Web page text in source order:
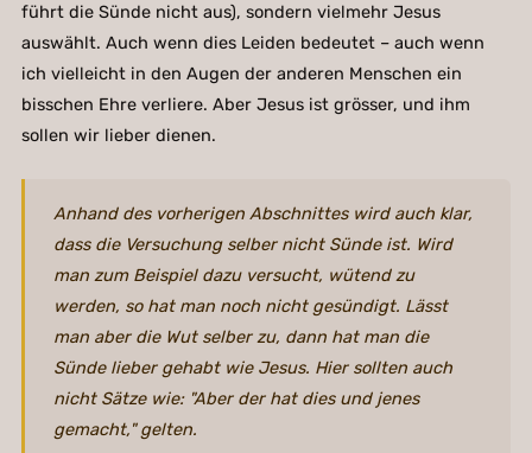
führt die Sünde nicht aus), sondern vielmehr Jesus
auswählt. Auch wenn dies Leiden bedeutet – auch wenn
ich vielleicht in den Augen der anderen Menschen ein
bisschen Ehre verliere. Aber Jesus ist grösser, und ihm
sollen wir lieber dienen.
Anhand des vorherigen Abschnittes wird auch klar,
dass die Versuchung selber nicht Sünde ist. Wird
man zum Beispiel dazu versucht, wütend zu
werden, so hat man noch nicht gesündigt. Lässt
man aber die Wut selber zu, dann hat man die
Sünde lieber gehabt wie Jesus. Hier sollten auch
nicht Sätze wie: "Aber der hat dies und jenes
gemacht," gelten.